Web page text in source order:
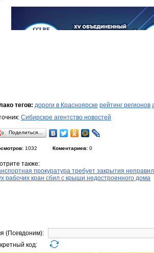
тегов: дороги в Красноярске рейтинг регионов
Сибирское агентство новостей
Поделиться…
1032 Коментариев: 0
также:
прокуратура требует закрытия
рабочих кран сбил с крыши недостроенного дома
(Псевдоним):
код: